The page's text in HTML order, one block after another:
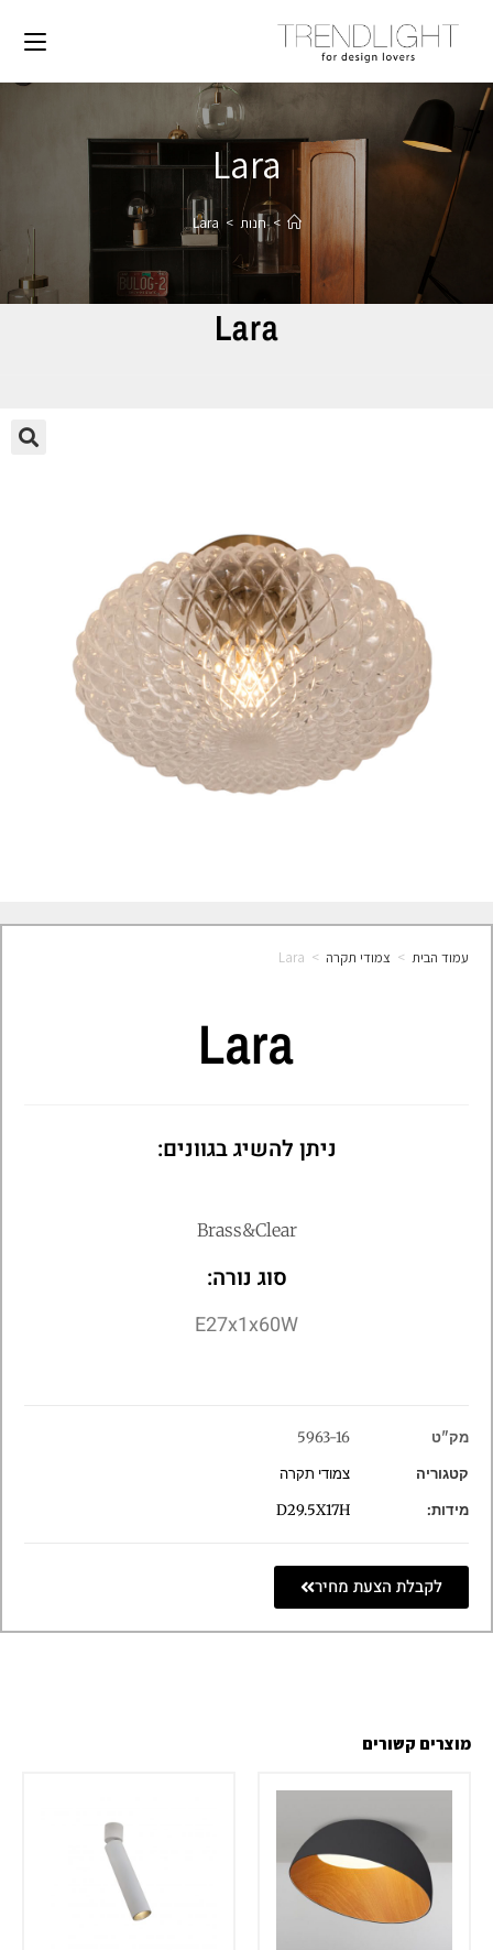
Lara
> חנות >
Lara
Lara
עמוד הבית > צמודי תקרה >
Lara
Lara
ניתן להשיג בגוונים:
Brass&Clear
סוג נורה:
E27x1x60W
מק"ט
5963-16
קטגוריה
צמודי תקרה
מידות:
D29.5X17H
לקבלת הצעת מחיר
מוצרים קשורים